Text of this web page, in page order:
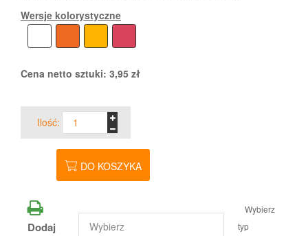
Wersje kolorystyczne
Cena netto sztuki: 3,95 zł
Ilość:
DO KOSZYKA
Dodaj
Wybierz
typ